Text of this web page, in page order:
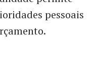
pessoais